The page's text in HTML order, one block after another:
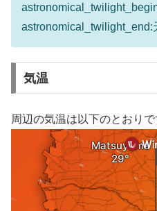
astronomical_twilight_end:
気温
周辺の気温は以下のとおりで